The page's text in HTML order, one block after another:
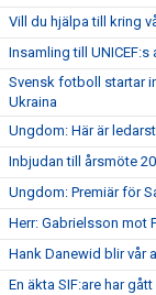
Vill du hjälpa till kring
Insamling till
Svensk fotboll startar
Ukraina
Ungdom: Här är
Inbjudan till årsmöte
Ungdom: Premiär för
Herr: Gabrielsson mot
Hank Danewid blir vår
En äkta SIF:are har